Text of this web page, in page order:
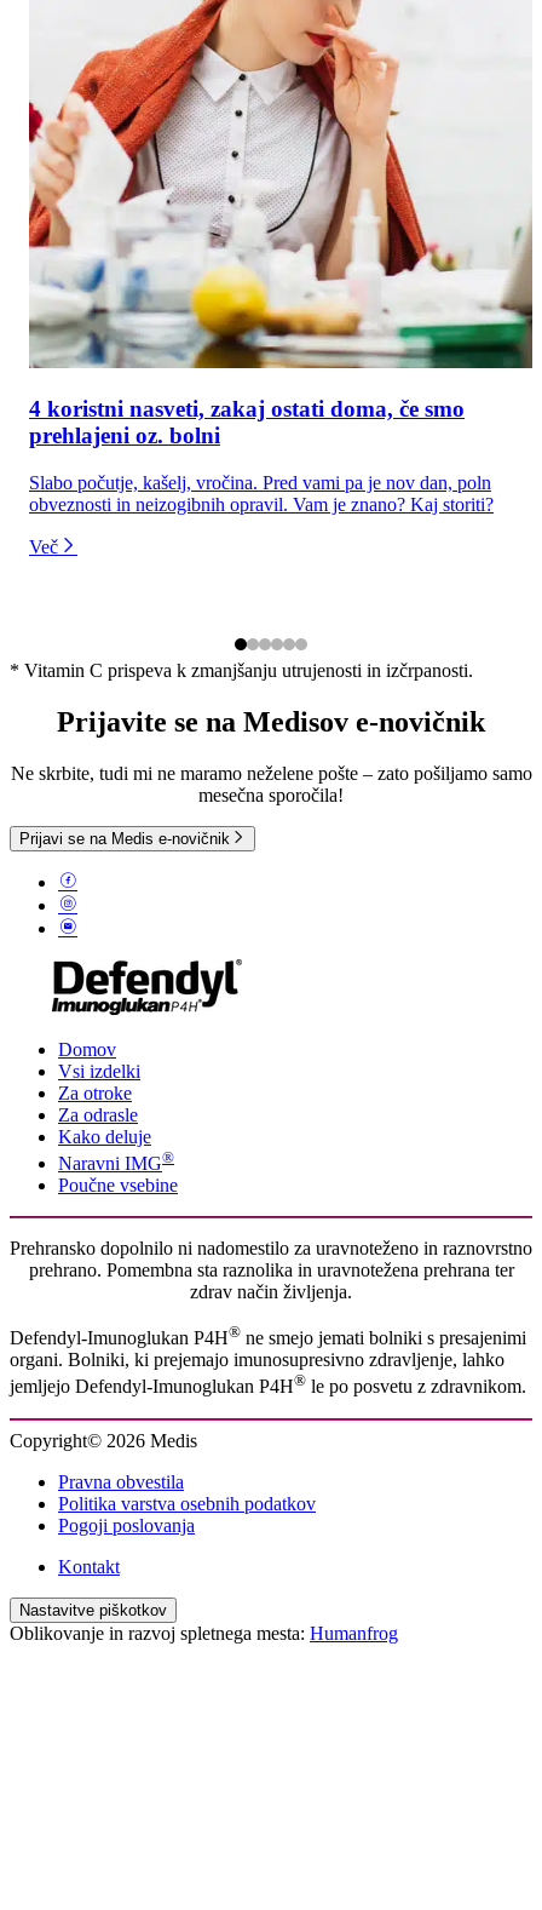
4 koristni nasveti, zakaj ostati doma, če smo
prehlajeni oz. bolni
Slabo počutje, kašelj, vročina. Pred vami pa je nov dan, poln
obveznosti in neizogibnih opravil. Vam je znano? Kaj storiti?
Več
* Vitamin C prispeva k zmanjšanju utrujenosti in izčrpanosti.
Prijavite se na Medisov e-novičnik
Ne skrbite, tudi mi ne maramo neželene pošte – zato pošiljamo samo
mesečna sporočila!
Prijavi se na Medis e-novičnik
Domov
Vsi izdelki
Za otroke
Za odrasle
Kako deluje
Naravni IMG®
Poučne vsebine
Prehransko dopolnilo ni nadomestilo za uravnoteženo in raznovrstno
prehrano. Pomembna sta raznolika in uravnotežena prehrana ter
zdrav način življenja.
Defendyl-Imunoglukan P4H® ne smejo jemati bolniki s presajenimi
organi. Bolniki, ki prejemajo imunosupresivno zdravljenje, lahko
jemljejo Defendyl-Imunoglukan P4H® le po posvetu z zdravnikom.
Copyright© 2026 Medis
Pravna obvestila
Politika varstva osebnih podatkov
Pogoji poslovanja
Kontakt
Nastavitve piškotkov
Oblikovanje in razvoj spletnega mesta: Humanfrog